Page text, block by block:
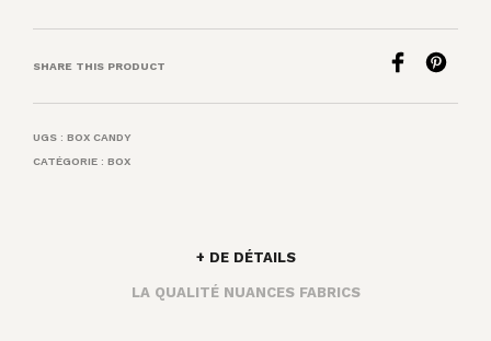
SHARE THIS PRODUCT
UGS : BOX CANDY
CATÉGORIE : BOX
+ DE DÉTAILS
LA QUALITÉ NUANCES FABRICS